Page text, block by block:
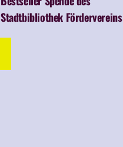
Stadtbibliothek Fördervereins